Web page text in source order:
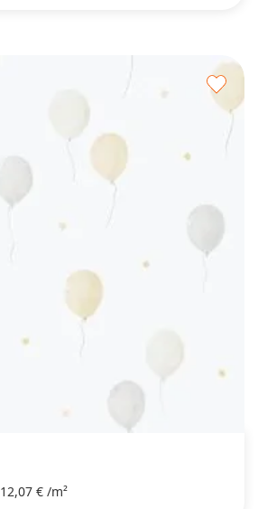
12,07 € /m²